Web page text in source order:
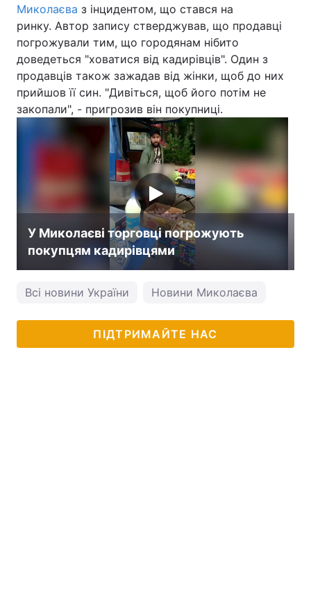
Миколаєва з інцидентом, що стався на
ринку. Автор запису стверджував, що продавці
погрожували тим, що городянам нібито
доведеться "ховатися від кадирівців". Один з
продавців також зажадав від жінки, щоб до них
прийшов її син. "Дивіться, щоб його потім не
закопали", - пригрозив він покупниці.
У Миколаєві торговці погрожують
покупцям кадирівцями
Всі новини України Новини Миколаєва
ПІДТРИМАЙТЕ НАС